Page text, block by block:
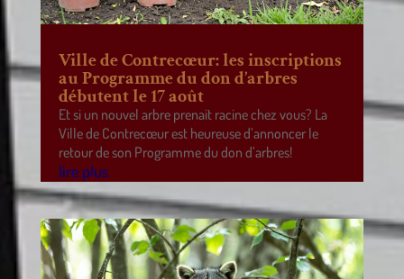
Ville de Contrecœur: les inscriptions
au Programme du don d’arbres
débutent le 17 août
Et si un nouvel arbre prenait racine chez vous? La
Ville de Contrecœur est heureuse d’annoncer le
retour de son Programme du don d’arbres!
lire plus